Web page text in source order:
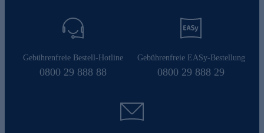
Gebührenfreie Bestell-Hotline
0800 29 888 88
Gebührenfreie EASy-Bestellung
0800 29 888 29